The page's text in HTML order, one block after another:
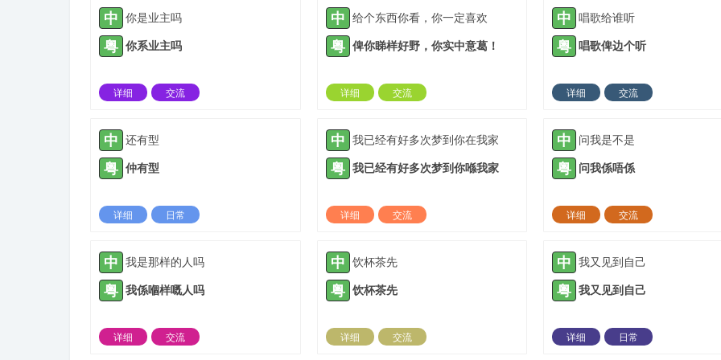
中 你是业主吗
粤 你系业主吗
详细
交流
中 给个东西你看，你一定喜欢
粤 俾你睇样好野，你实中意葛！
详细
交流
中 唱歌给谁听
粤 唱歌俾边个听
详细
交流
中 还有型
粤 仲有型
详细
日常
中 我已经有好多次梦到你在我家
粤 我已经有好多次梦到你喺我家
详细
交流
中 问我是不是
粤 问我係唔係
详细
交流
中 我是那样的人吗
粤 我係嗰样嘅人吗
详细
交流
中 饮杯茶先
粤 饮杯茶先
详细
交流
中 我又见到自己
粤 我又见到自己
详细
日常